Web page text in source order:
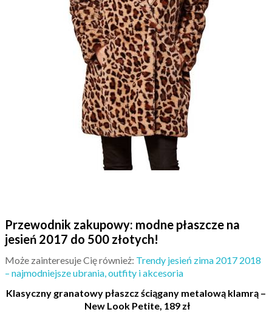
Przewodnik zakupowy: modne płaszcze na
jesień 2017 do 500 złotych!
Może zainteresuje Cię również: Trendy jesień zima 2017 2018
– najmodniejsze ubrania, outfity i akcesoria
Klasyczny granatowy płaszcz ściągany metalową klamrą –
New Look Petite, 189 zł